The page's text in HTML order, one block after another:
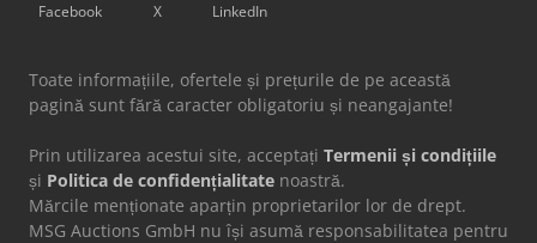
Facebook X LinkedIn
Toate informațiile, ofertele și prețurile de pe această
pagină sunt fără caracter obligatoriu și neangajante!
Prin utilizarea acestui site, acceptați Termenii și condițiile
și Politica de confidențialitate noastră.
Mărcile menționate aparțin proprietarilor lor de drept.
MSG Auctions GmbH nu își asumă responsabilitatea pentru